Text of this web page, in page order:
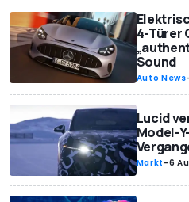
4-Türer
Sound
Auto News
Lucid
Model-
Markt -6